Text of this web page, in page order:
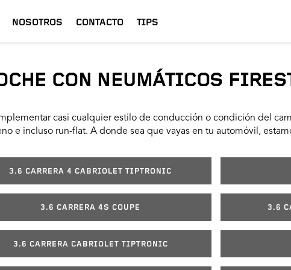
NOSOTROS CONTACTO TIPS
CON NEUMÁTICOS
casi cualquier estilo de conducción o condición del
e incluso run-flat. A donde sea que vayas en tu automóvil,
3.6 CARRERA 4 CABRIOLET TIPTRONIC
3.6 CARRERA 4S COUPE 3.6
3.6 CARRERA CABRIOLET TIPTRONIC